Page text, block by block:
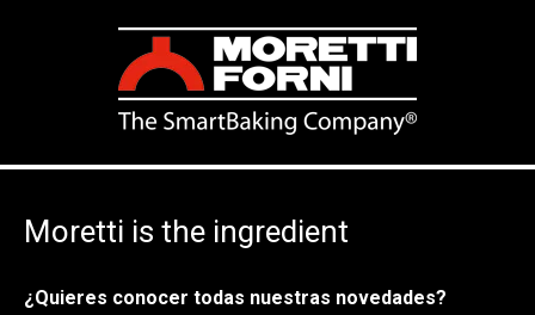
Moretti is the ingredient
¿Quieres conocer todas nuestras novedades?